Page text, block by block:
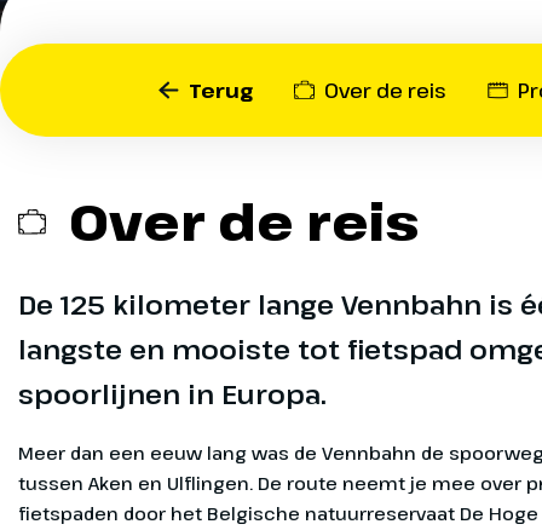
Terug Over de reis
Over de reis
De 125 kilometer lange Vennbahn is
langste en mooiste tot fietspad
spoorlijnen in Europa.
Meer dan een eeuw lang was de Vennbahn de
tussen Aken en Ulflingen. De route neemt je mee over
fietspaden door het Belgische natuurreservaat De Hoge
mooiste
fietspad.
Deze route volgt de
spoorwegverbinding
Ulflingen, en leidt je door
natuurreservaat De Hoge
avontuurlijke fietservaring
Exclusief
Fietshuur